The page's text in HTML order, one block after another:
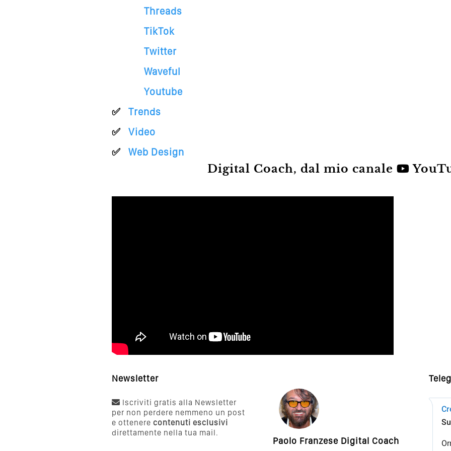
Threads
TikTok
Twitter
Waveful
Youtube
Trends
Video
Web Design
Digital Coach, dal mio canale
Newsletter
Iscriviti gratis alla Newsletter
per non perdere nemmeno un post
e ottenere contenuti esclusivi
direttamente nella tua mail.
Paolo Franzese Digital Coach